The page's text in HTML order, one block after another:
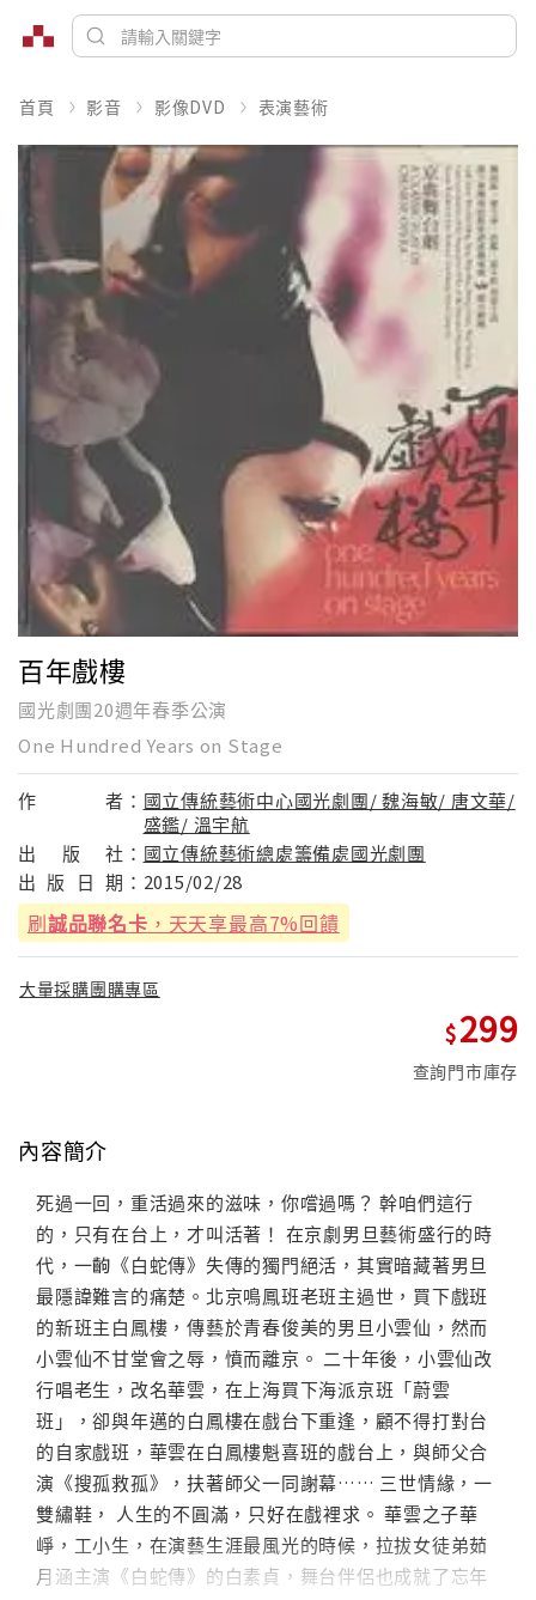
首頁 影音 影像DVD 表演藝術
百年戲樓
國光劇團20週年春季公演
One Hundred Years on Stage
作 者： 國立傳統藝術中心國光劇團/ 魏海敏/ 唐文華/
盛鑑/ 溫宇航
出
版 社： 國立傳統藝術總處籌備處國光劇團
出 版 日 期： 2015/02/28
刷誠品聯名卡 ，天天享最高7%回饋
大量採購團購專區
299
查詢門市庫存
內容簡介
死過一回，重活過來的滋味，你嚐過嗎？ 幹咱們這行
的，只有在台上，才叫活著！ 在京劇男旦藝術盛行的時
代，一齣《白蛇傳》失傳的獨門絕活，其實暗藏著男旦
最隱諱難言的痛楚。北京鳴鳳班老班主過世，買下戲班
的新班主白鳳樓，傳藝於青春俊美的男旦小雲仙，然而
小雲仙不甘堂會之辱，憤而離京。 二十年後，小雲仙改
行唱老生，改名華雲，在上海買下海派京班「蔚雲
班」，卻與年邁的白鳳樓在戲台下重逢，顧不得打對台
的自家戲班，華雲在白鳳樓魁喜班的戲台上，與師父合
演《搜孤救孤》，扶著師父一同謝幕…… 三世情緣，一
雙繡鞋， 人生的不圓滿，只好在戲裡求。 華雲之子華
崢，工小生，在演藝生涯最風光的時候，拉拔女徒弟茹
月涵主演《白蛇傳》的白素貞，舞台伴侶也成就了忘年